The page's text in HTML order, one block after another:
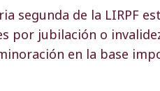
segunda de la LIRPF
por jubilación o
en la base